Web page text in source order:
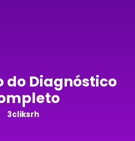
do Diagnóstico
3cliksrh